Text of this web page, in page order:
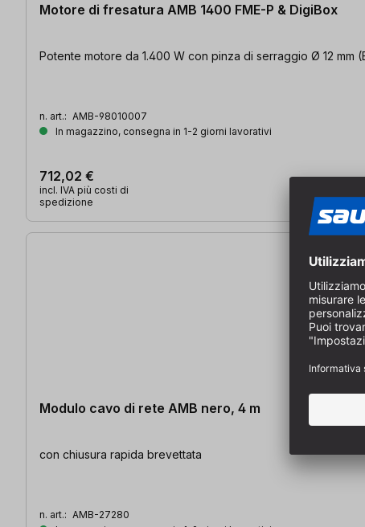
Motore di fresatura AMB 1400 FME-P & DigiBox
Potente motore da 1.400 W con pinza di serraggio Ø 12 mm
n. art.: AMB-98010007
In magazzino, consegna in 1-2 giorni lavorativi
712,02 €
incl. IVA più costi di
spedizione
Modulo cavo di rete AMB nero, 4 m
con chiusura rapida brevettata
n. art.: AMB-27280